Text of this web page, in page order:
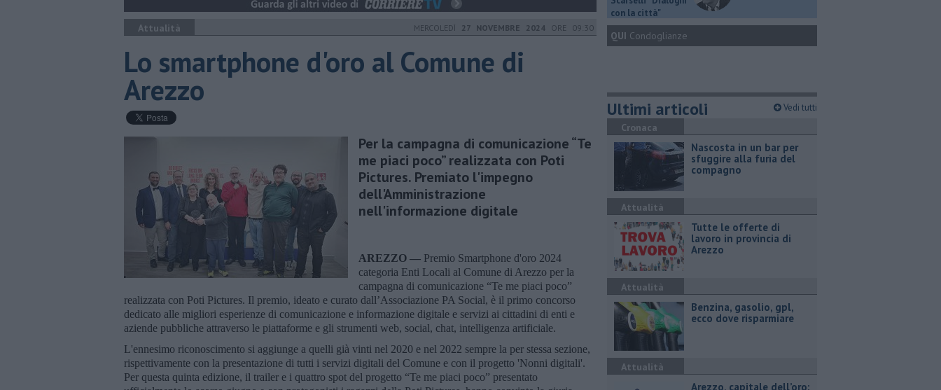
Attualità MERCOLEDÌ 27 NOVEMBRE 2024 ORE 09:30
​Lo smartphone d'oro al Comune di
Arezzo
Per la campagna di comunicazione “Te
me piaci poco” realizzata con Poti
Pictures. Premiato l'impegno
dell'Amministrazione
nell'informazione digitale
AREZZO — Premio Smartphone d'oro 2024
categoria Enti Locali al Comune di Arezzo per la
campagna di comunicazione “Te me piaci poco”
realizzata con Poti Pictures. Il premio, ideato e curato dall’Associazione PA Social, è il primo concorso
dedicato alle migliori esperienze di comunicazione e informazione digitale e servizi ai cittadini di enti e
aziende pubbliche attraverso le piattaforme e gli strumenti web, social, chat, intelligenza artificiale.
L'ennesimo riconoscimento si aggiunge a quelli già vinti nel 2020 e nel 2022 sempre la per stessa sezione,
rispettivamente con la presentazione di tutti i servizi digitali del Comune e con il progetto 'Nonni digitali'.
Per questa quinta edizione, il trailer e i quattro spot del progetto “Te me piaci poco” presentato
con la città"
QUI Condoglianze
Ultimi articoli Vedi tutti
Cronaca
Nascosta in un bar per
sfuggire alla furia del
compagno
Attualità
​Tutte le offerte di
lavoro in provincia di
Arezzo
Attualità
​Benzina, gasolio, gpl,
ecco dove risparmiare
Attualità
Arezzo, capitale dell’oro: